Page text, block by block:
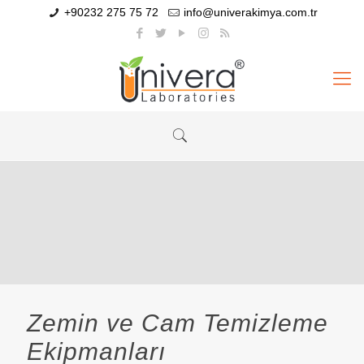
+90232 275 75 72 info@univerakimya.com.tr
Zemin ve Cam Temizleme
Ekipmanları